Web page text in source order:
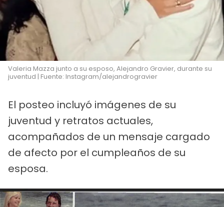
Valeria Mazza junto a su esposo, Alejandro Gravier, durante su
juventud | Fuente: Instagram/alejandrogravier
El posteo incluyó imágenes de su
juventud y retratos actuales,
acompañados de un mensaje cargado
de afecto por el cumpleaños de su
esposa.